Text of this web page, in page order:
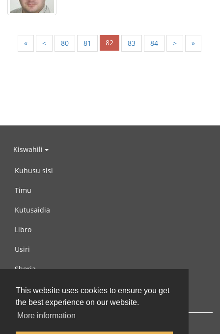
This website uses cookies to ensure you get
the best experience on our website.
More information
« < 80 81 82 83 84 > »
Kiswahili
Kuhusu sisi
Timu
Kutusaidia
Libro
Usiri
Sheria
Wasiliana na si